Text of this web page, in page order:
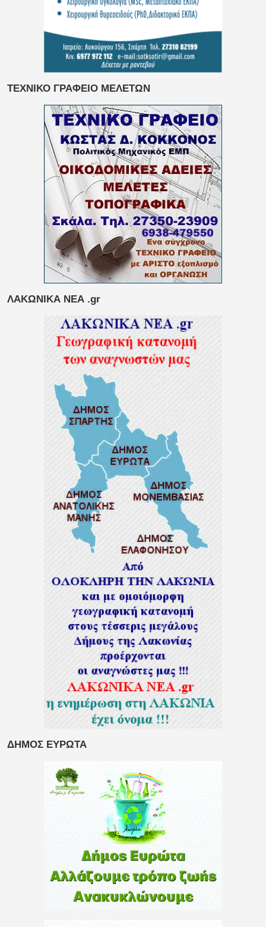
ΤΕΧΝΙΚΟ ΓΡΑΦΕΙΟ ΜΕΛΕΤΩΝ
ΛΑΚΩΝΙΚΑ ΝΕΑ .gr
ΔΗΜΟΣ ΕΥΡΩΤΑ